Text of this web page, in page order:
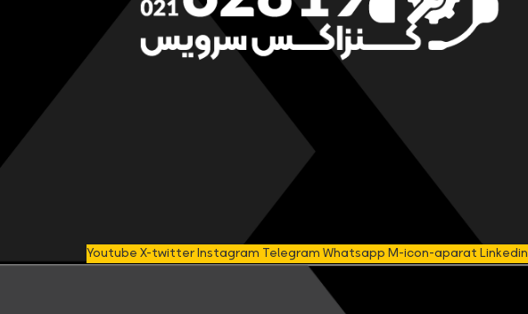
YoutubeX-twitterInstagram TelegramWhatsappM-icon-aparatLinkedin